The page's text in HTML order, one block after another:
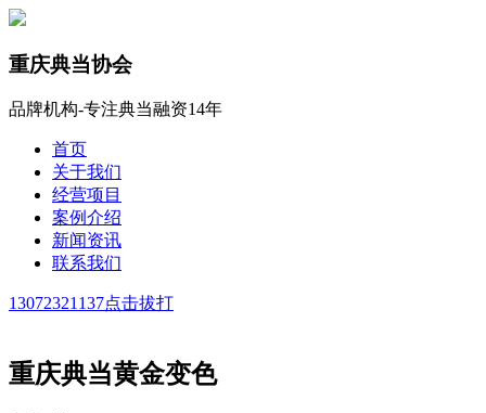
重庆典当协会
品牌机构-专注典当融资14年
首页
关于我们
经营项目
案例介绍
新闻资讯
联系我们
13072321137点击拔打
重庆典当黄金变色